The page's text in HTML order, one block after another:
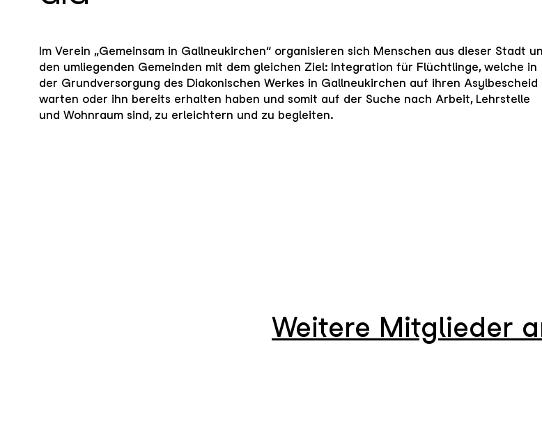
Im Verein „Gemeinsam in Gallneukirchen“ organisieren sich Menschen aus dieser Stadt
den umliegenden Gemeinden mit dem gleichen Ziel: Integration für Flüchtlinge, welche in
der Grundversorgung des Diakonischen Werkes in Gallneukirchen auf ihren Asylbescheid
warten oder ihn bereits erhalten haben und somit auf der Suche nach Arbeit, Lehrstelle
und Wohnraum sind, zu erleichtern und zu begleiten.
Weitere Mitglieder